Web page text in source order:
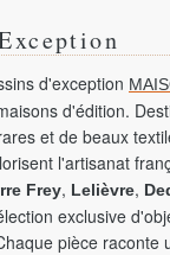
d'exception
d'édition.
et de beaux
l'artisanat
Frey, Lelièvre,
exclusive
pièce raconte